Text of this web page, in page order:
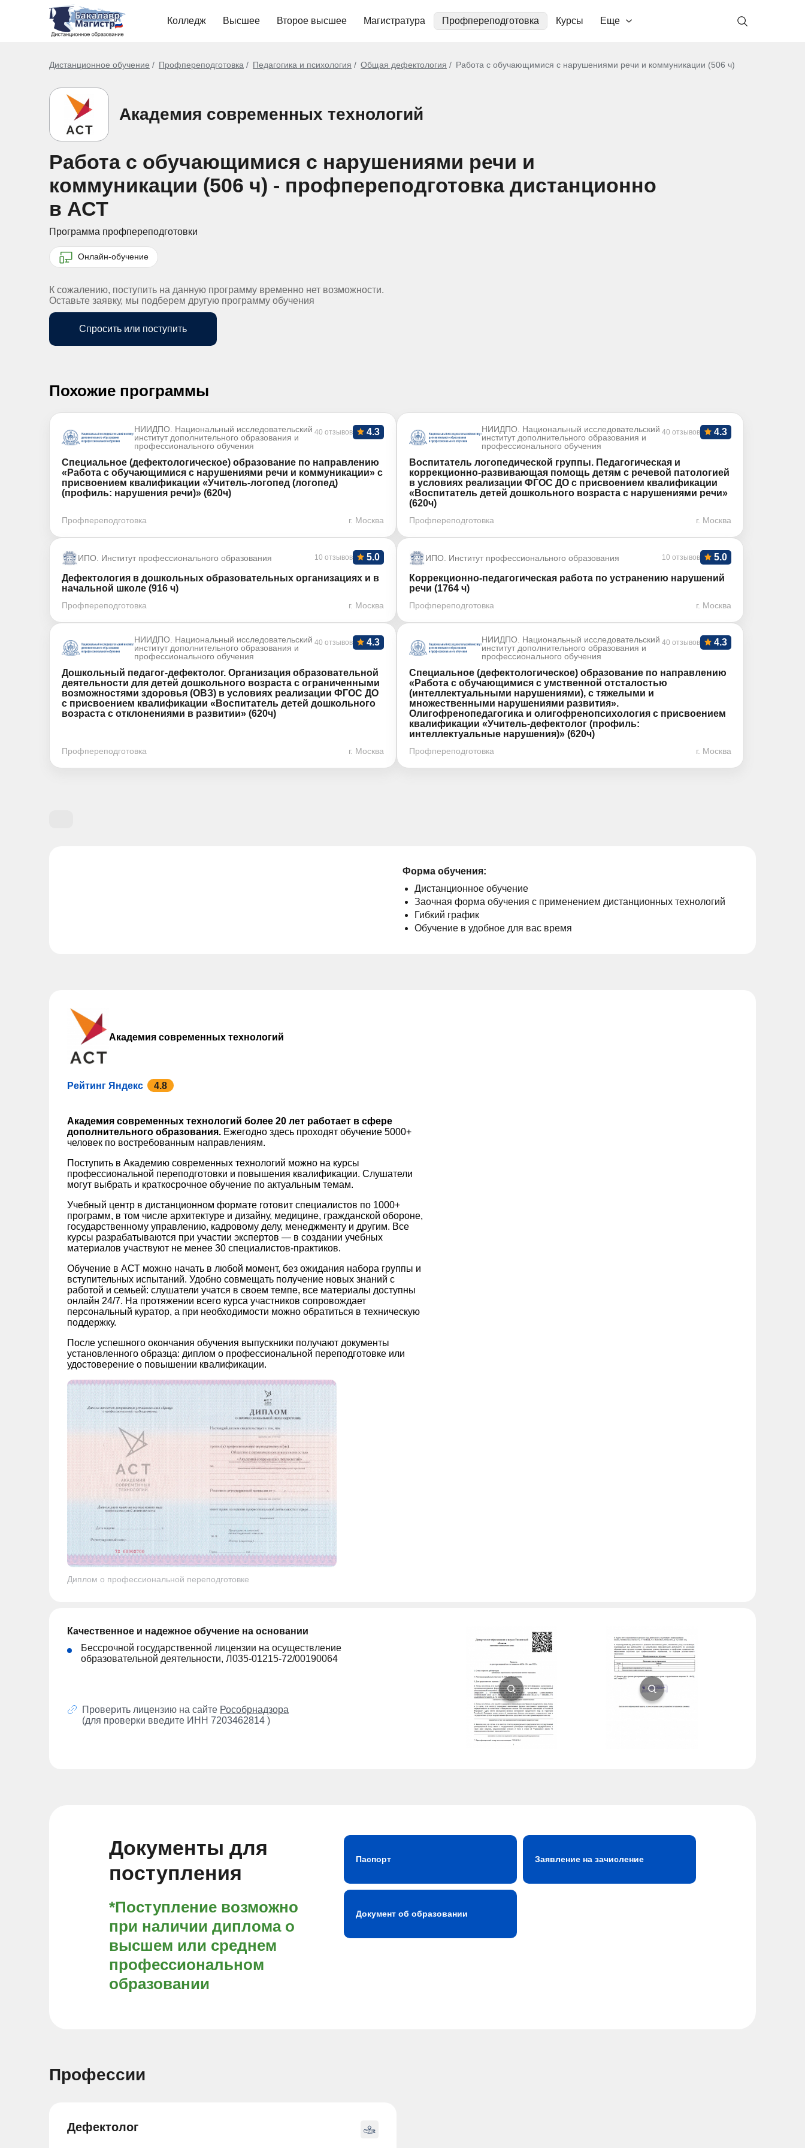
Колледж Высшее Второе высшее Магистратура Профпереподготовка Курсы Еще
Дистанционное обучение Профпереподготовка Педагогика и психология Общая дефектология Работа с обучающимися с нарушениями речи и коммуникации (506 ч)
Академия современных технологий
Работа с обучающимися с нарушениями речи и
коммуникации (506 ч) - профпереподготовка дистанционно
в АСТ
Программа профпереподготовки
Онлайн-обучение
К сожалению, поступить на данную программу временно нет возможности.
Оставьте заявку, мы подберем другую программу обучения
Спросить или поступить
Похожие программы
НИИДПО. Национальный исследовательский
институт дополнительного образования и
профессионального обучения
40 отзывов 4.3
Специальное (дефектологическое) образование по направлению
«Работа с обучающимися с нарушениями речи и коммуникации» с
присвоением квалификации «Учитель-логопед (логопед)
(профиль: нарушения речи)» (620ч)
Профпереподготовка г. Москва
НИИДПО. Национальный исследовательский
институт дополнительного образования и
профессионального обучения
40 отзывов 4.3
Воспитатель логопедической группы. Педагогическая и
коррекционно-развивающая помощь детям с речевой патологией
в условиях реализации ФГОС ДО с присвоением квалификации
«Воспитатель детей дошкольного возраста с нарушениями речи»
(620ч)
Профпереподготовка г. Москва
ИПО. Институт профессионального образования 10 отзывов 5.0
Дефектология в дошкольных образовательных организациях и в
начальной школе (916 ч)
Профпереподготовка г. Москва
ИПО. Институт профессионального образования 10 отзывов 5.0
Коррекционно-педагогическая работа по устранению нарушений
речи (1764 ч)
Профпереподготовка г. Москва
НИИДПО. Национальный исследовательский
институт дополнительного образования и
профессионального обучения
40 отзывов 4.3
Дошкольный педагог-дефектолог. Организация образовательной
деятельности для детей дошкольного возраста с ограниченными
возможностями здоровья (ОВЗ) в условиях реализации ФГОС ДО
с присвоением квалификации «Воспитатель детей дошкольного
возраста с отклонениями в развитии» (620ч)
Профпереподготовка г. Москва
НИИДПО. Национальный исследовательский
институт дополнительного образования и
профессионального обучения
40 отзывов 4.3
Специальное (дефектологическое) образование по направлению
«Работа с обучающимися с умственной отсталостью
(интеллектуальными нарушениями), с тяжелыми и
множественными нарушениями развития».
Олигофренопедагогика и олигофренопсихология с присвоением
квалификации «Учитель-дефектолог (профиль:
интеллектуальные нарушения)» (620ч)
Профпереподготовка г. Москва
Форма обучения:
Дистанционное обучение
Заочная форма обучения с применением дистанционных технологий
Гибкий график
Обучение в удобное для вас время
Академия современных технологий
Рейтинг Яндекс 4.8
Академия современных технологий более 20 лет работает в сфере
дополнительного образования. Ежегодно здесь проходят обучение 5000+
человек по востребованным направлениям.
Поступить в Академию современных технологий можно на курсы
профессиональной переподготовки и повышения квалификации. Слушатели
могут выбрать и краткосрочное обучение по актуальным темам.
Учебный центр в дистанционном формате готовит специалистов по 1000+
программ, в том числе архитектуре и дизайну, медицине, гражданской обороне,
государственному управлению, кадровому делу, менеджменту и другим. Все
курсы разрабатываются при участии экспертов — в создании учебных
материалов участвуют не менее 30 специалистов-практиков.
Обучение в АСТ можно начать в любой момент, без ожидания набора группы и
вступительных испытаний. Удобно совмещать получение новых знаний с
работой и семьей: слушатели учатся в своем темпе, все материалы доступны
онлайн 24/7. На протяжении всего курса участников сопровождает
персональный куратор, а при необходимости можно обратиться в техническую
поддержку.
После успешного окончания обучения выпускники получают документы
установленного образца: диплом о профессиональной переподготовке или
удостоверение о повышении квалификации.
Диплом о профессиональной переподготовке
Качественное и надежное обучение на основании
Бессрочной государственной лицензии на осуществление
образовательной деятельности, Л035-01215-72/00190064
Проверить лицензию на сайте Рособрнадзора
(для проверки введите ИНН 7203462814 )
Документы для
поступления
*Поступление возможно
при наличии диплома о
высшем или среднем
профессиональном
образовании
Паспорт
Документ об образовании
Заявление на зачисление
Профессии
Дефектолог